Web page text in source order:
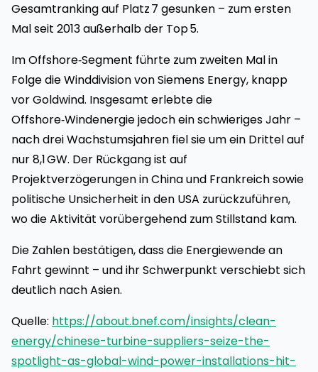
Gesamtranking auf Platz 7 gesunken – zum ersten
Mal seit 2013 außerhalb der Top 5.
Im Offshore‑Segment führte zum zweiten Mal in
Folge die Winddivision von Siemens Energy, knapp
vor Goldwind. Insgesamt erlebte die
Offshore‑Windenergie jedoch ein schwieriges Jahr –
nach drei Wachstumsjahren fiel sie um ein Drittel auf
nur 8,1 GW. Der Rückgang ist auf
Projektverzögerungen in China und Frankreich sowie
politische Unsicherheit in den USA zurückzuführen,
wo die Aktivität vorübergehend zum Stillstand kam.
Die Zahlen bestätigen, dass die Energiewende an
Fahrt gewinnt – und ihr Schwerpunkt verschiebt sich
deutlich nach Asien.
Quelle: https://about.bnef.com/insights/clean-
energy/chinese-turbine-suppliers-seize-the-
spotlight-as-global-wind-power-installations-hit-